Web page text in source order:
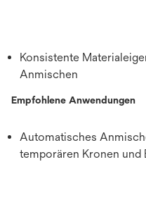
Konsistente
Anmischen
Empfohlene Anwendungen
Automatisches
temporären Kronen und